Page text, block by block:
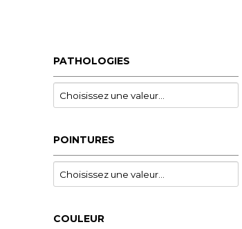
PATHOLOGIES
POINTURES
COULEUR